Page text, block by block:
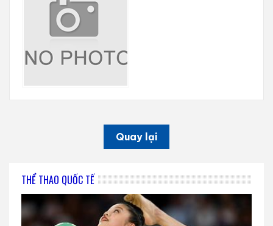
Quay lại
THỂ THAO QUỐC TẾ